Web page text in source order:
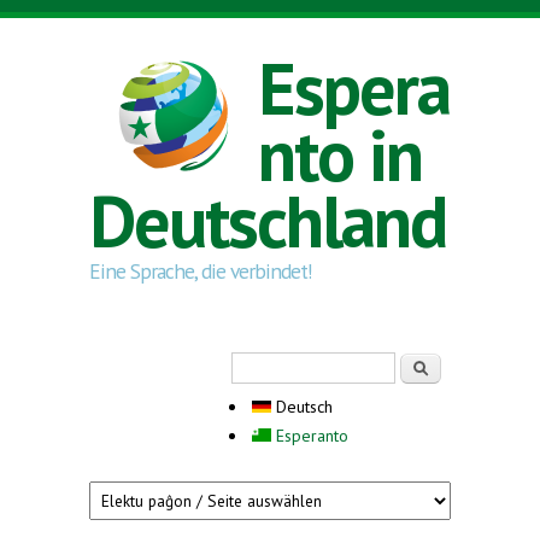
Direkt zum Inhalt
Espera
nto in
Deutschland
Eine Sprache, die verbindet!
Deutsch
Esperanto